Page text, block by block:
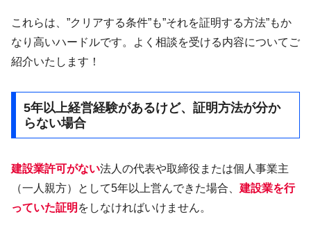
これらは、”クリアする条件”も”それを証明する方法”もか
なり高いハードルです。よく相談を受ける内容についてご
紹介いたします！
5年以上経営経験があるけど、証明方法が分か
らない場合
建設業許可がない法人の代表や取締役または個人事業主
（一人親方）として5年以上営んできた場合、 建設業を行
っていた証明 をしなければいけません。